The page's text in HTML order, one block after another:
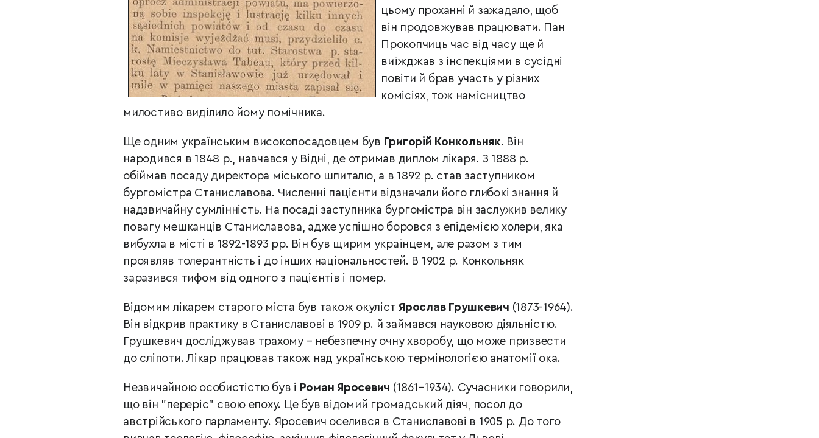
цьому проханні й зажадало, щоб
він продовжував працювати. Пан
Прокопчиць час від часу ще й
виїжджав з інспекціями в сусідні
повіти й брав участь у різних
комісіях, тож намісництво
милостиво виділило йому помічника.
Ще одним українським високопосадовцем був Григорій Конкольняк. Він
народився в 1848 р., навчався у Відні, де отримав диплом лікаря. З 1888 р.
обіймав посаду директора міського шпиталю, а в 1892 р. став заступником
бургомістра Станиславова. Численні пацієнти відзначали його глибокі знання й
надзвичайну сумлінність. На посаді заступника бургомістра він заслужив велику
повагу мешканців Станиславова, адже успішно боровся з епідемією холери, яка
вибухла в місті в 1892-1893 рр. Він був щирим українцем, але разом з тим
проявляв толерантність і до інших національностей. В 1902 р. Конкольняк
заразився тифом від одного з пацієнтів і помер.
Відомим лікарем старого міста був також окуліст Ярослав Грушкевич (1873-1964).
Він відкрив практику в Станиславові в 1909 р. й займався науковою діяльністю.
Грушкевич досліджував трахому – небезпечну очну хворобу, що може призвести
до сліпоти. Лікар працював також над українською термінологією анатомії ока.
Незвичайною особистістю був і Роман Яросевич (1861–1934). Сучасники говорили,
що він "переріс" свою епоху. Це був відомий громадський діяч, посол до
австрійського парламенту. Яросевич оселився в Станиславові в 1905 р. До того